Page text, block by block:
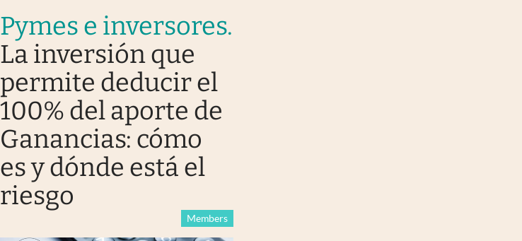
Pymes e inversores.
La inversión que
permite deducir el
100% del aporte de
Ganancias: cómo
es y dónde está el
riesgo
Members